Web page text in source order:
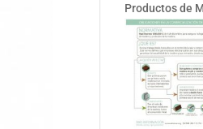
Productos de